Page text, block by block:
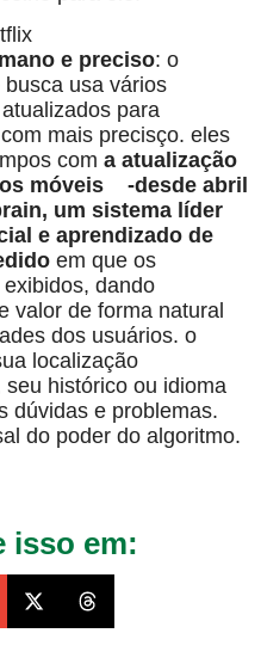
e preciso: o
usa vários
para
mais precisço. eles
com a atualização
móveis -desde abril
um sistema líder
e aprendizado de
em que os
dando
valor de forma natural
dos usuários. o
localização
histórico ou idioma
dúvidas e problemas.
do poder do algoritmo.
isso em: